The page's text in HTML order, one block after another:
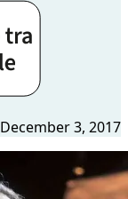
December 3, 2017